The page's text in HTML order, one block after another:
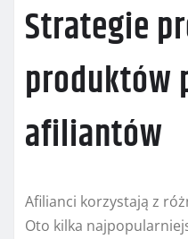
Strategie
produktów
afiliantów
Afilianci korzystają z
Oto kilka